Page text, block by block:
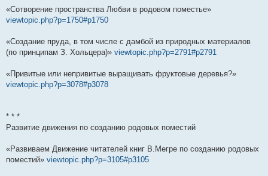
«Сотворение пространства Любви в родовом поместье»
viewtopic.php?p=1750#p1750
«Создание пруда, в том числе с дамбой из природных материалов
(по принципам З. Хольцера)» viewtopic.php?p=2791#p2791
«Привитые или непривитые выращивать фруктовые деревья?»
viewtopic.php?p=3078#p3078
* * *
Развитие движения по созданию родовых поместий
«Развиваем Движение читателей книг В.Мегре по созданию родовых
поместий» viewtopic.php?p=3105#p3105